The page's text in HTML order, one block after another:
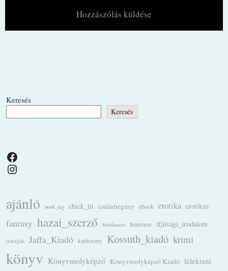
Keresés
Keresés
Facebook
Instagram
ajánló book_tag chick_lit családregény ebook erotika erotikus
fantasy hazai_szerző holokauszt humoros ifjúsági_irodalom
interjúk Jaffa_Kiadó karácsony Kossuth_kiadó krimi
könyv Könyvmolyképző Könyvmolyképző Kiadó lélektani